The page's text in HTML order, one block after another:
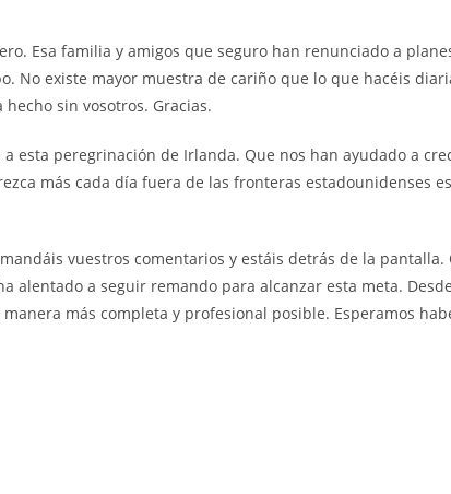
Esa familia y amigos que seguro han renunciado a
existe mayor muestra de cariño que lo que hacéis
sin vosotros. Gracias.
peregrinación de Irlanda. Que nos han ayudado a
más cada día fuera de las fronteras estadounidenses
vuestros comentarios y estáis detrás de la
alentado a seguir remando para alcanzar esta meta.
más completa y profesional posible. Esperamos